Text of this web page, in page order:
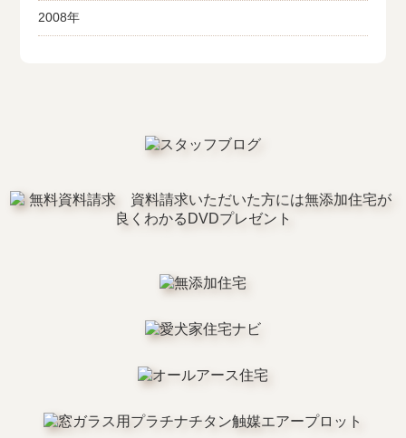
2008年